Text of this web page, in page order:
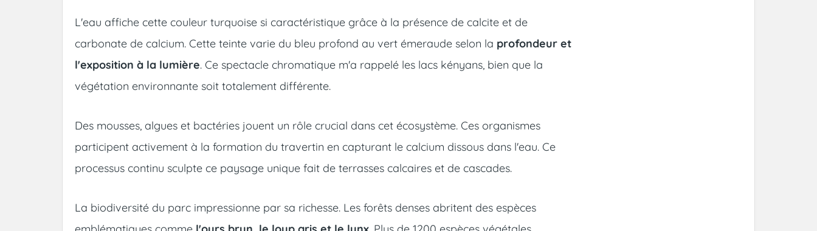
L'eau affiche cette couleur turquoise si caractéristique grâce à la présence de calcite et de
carbonate de calcium. Cette teinte varie du bleu profond au vert émeraude selon la profondeur et
l'exposition à la lumière. Ce spectacle chromatique m'a rappelé les lacs kényans, bien que la
végétation environnante soit totalement différente.
Des mousses, algues et bactéries jouent un rôle crucial dans cet écosystème. Ces organismes
participent activement à la formation du travertin en capturant le calcium dissous dans l'eau. Ce
processus continu sculpte ce paysage unique fait de terrasses calcaires et de cascades.
La biodiversité du parc impressionne par sa richesse. Les forêts denses abritent des espèces